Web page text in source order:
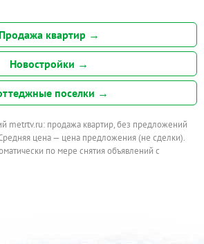
Продажа квартир →
Новостройки →
поселки →
metrtv.ru: продажа квартир, без предложений
цена — цена предложения (не сделки).
по мере снятия объявлений с